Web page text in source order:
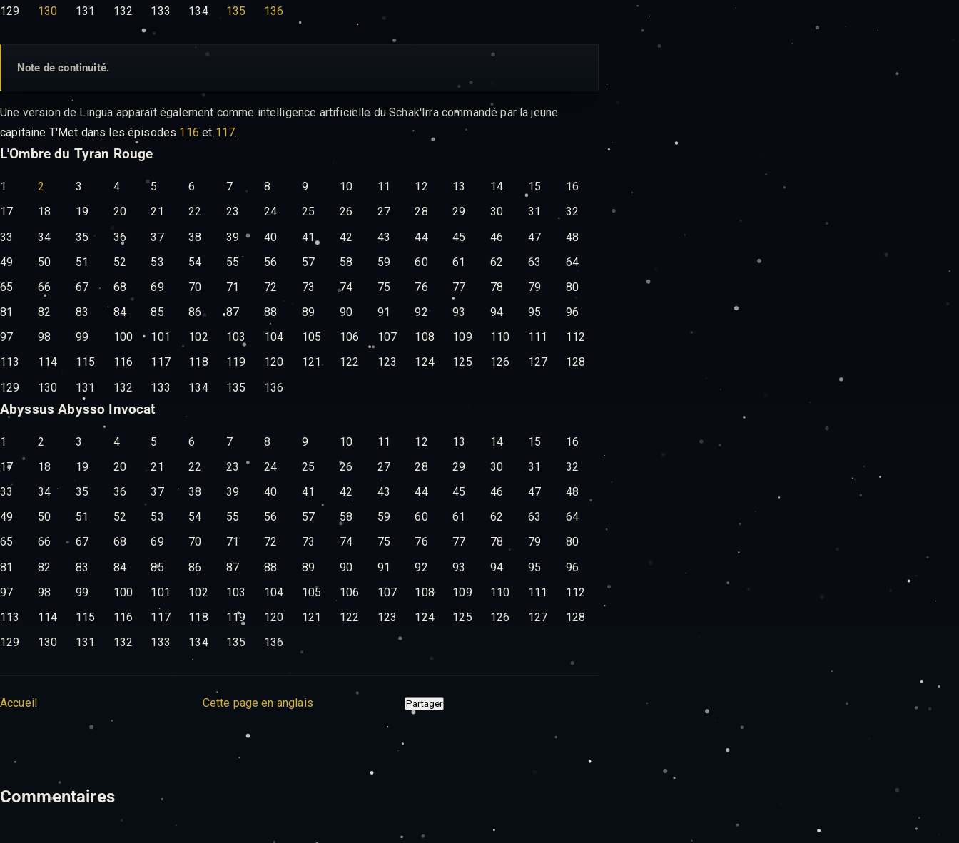
129
130 131 132 133 134 135 136
Note de continuité.
Une version de Lingua apparaît également comme intelligence artificielle du Schak'Irra commandé par la jeune
capitaine T'Met dans les épisodes 116 et 117.
L'Ombre du Tyran Rouge
1 2 3 4 5 6 7 8 9 10 11 12 13 14 15
16
17
18 19 20 21 22 23 24 25 26 27 28 29 30 31
32
33
34 35 36 37 38 39 40 41 42 43 44 45 46 47
48
49
50 51 52 53 54 55 56 57 58 59 60 61 62 63
64
65
66 67 68 69 70 71 72 73 74 75 76 77 78 79
80
81
82 83 84 85 86 87 88 89 90 91 92 93 94 95
96
97
98 99 100 101 102 103 104 105 106 107 108 109 110 111
112
113
114 115 116 117 118 119 120 121 122 123 124 125 126 127
128
129
130 131 132 133 134 135 136
Abyssus Abysso Invocat
1 2 3 4 5 6 7 8 9 10 11 12 13 14 15
16
17
18 19 20 21 22 23 24 25 26 27 28 29 30 31
32
33
34 35 36 37 38 39 40 41 42 43 44 45 46 47
48
49
50 51 52 53 54 55 56 57 58 59 60 61 62 63
64
65
66 67 68 69 70 71 72 73 74 75 76 77 78 79
80
81
82 83 84 85 86 87 88 89 90 91 92 93 94 95
96
97
98 99 100 101 102 103 104 105 106 107 108 109 110 111
112
113
114 115 116 117 118 119 120 121 122 123 124 125 126 127
128
129
130 131 132 133 134 135 136
Accueil Cette page en anglais Partager
Commentaires